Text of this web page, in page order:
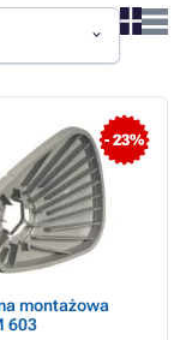
- 23%
montażowa
603